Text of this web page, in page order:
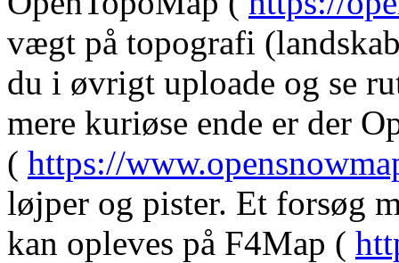
vægt på topografi
du i øvrigt uploade og se
mere kuriøse ende er der
( https://
løjper og pister. Et forsøg
kan opleves på F4Map (